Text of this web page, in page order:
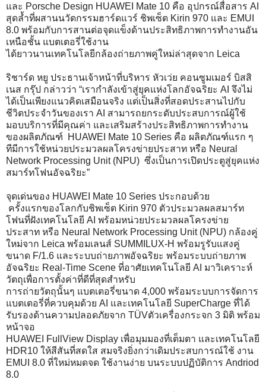
และ Porsche Design HUAWEI Mate 10 คือ อุปกรณ์สื่อสาร AI
สุดล้ำที่ผสานนวัตกรรมฮาร์ดแวร์ ชิพเซ็ต Kirin 970 และ EMUI
8.0 พร้อมกับการสานต่อจุดแข็งด้านประสิทธิภาพการทำงานอัน
เหนือชั้น แบตเตอรี่ใช้งาน
ได้ยาวนานเทคโนโลยีกล้องถ่ายภาพคู่ใหม่ล่าสุดจาก Leica
ริชาร์ด หยู ประธานเจ้าหน้าที่บริหาร หัวเว่ย คอนซูมเมอร์ บิสสิ
เนส กรุ๊ป กล่าวว่า “เรากำลังเข้าสู่ยุคแห่งโลกอัจฉริยะ AI จึงไม่
ได้เป็นเพียงแนวคิดเสมือนจริง แต่เป็นสิ่งที่สอดประสานไปกับ
ชีวิตประจำวันของเรา AI สามารถยกระดับประสบการณ์ผู้ใช้
มอบบริการที่มีคุณค่า และเสริมสร้างประสิทธิภาพการทำงาน
ของผลิตภัณฑ์ HUAWEI Mate 10 Series คือ ผลิตภัณฑ์แรก ๆ
ทีมีการใช้หน่วยประมวลผลโครงข่ายประสาท หรือ Neural
Network Processing Unit (NPU) ซึ่งเป็นการเปิดประตูสู่ยุคแห่ง
สมาร์ทโฟนอัจฉริยะ”
จุดเด่นของ HUAWEI Mate 10 Series ประกอบด้วย
ครั้งแรกของโลกกับชิพเซ็ต Kirin 970 ตัวประมวลผลสมาร์ท
โฟนที่ฝังเทคโนโลยี AI พร้อมหน่วยประมวลผลโครงข่าย
ประสาท หรือ Neural Network Processing Unit (NPU) กล้องคู่
ใหม่จาก Leica พร้อมเลนส์ SUMMILUX-H พร้อมรูรับแสงคู่
ขนาด F/1.6 และระบบถ่ายภาพอัจฉริยะ พร้อมระบบถ่ายภาพ
อัจฉริยะ Real-Time Scene ที่อาศัยเทคโนโลยี AI มาวิเคราะห์
วัตถุเพื่อการตั้งค่าที่ดีที่สุดสำหรับ
การถ่ายวัตถุนั้นๆ แบตเตอรี่ขนาด 4,000 พร้อมระบบการจัดการ
แบตเตอรี่ที่ควบคุมด้วย AI และเทคโนโลยี SuperCharge ที่ได้
รับรองด้านความปลอดภัยจาก TÜVตัวเครื่องกระจก 3 มิติ พร้อม
หน้าจอ
HUAWEI FullView Display เพื่อมุมมองที่เต็มตา และเทคโนโลยี
HDR10 ให้สีสันที่สดใส สมจริงยิ่งกว่าเดิมประสบการณ์ใช้ งาน
EMUI 8.0 ที่ใหม่หมดจด ใช้งานง่าย บนระบบปฏิบัติการ Andriod
8.0